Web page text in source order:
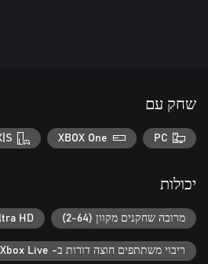
שחק עם
PC
XBOX One
יכולות
מרובה שחקנים מקוון (2-64) HD
ריבוי משתתפים‬‏‫ חוצה דורות ב- Xbox Live